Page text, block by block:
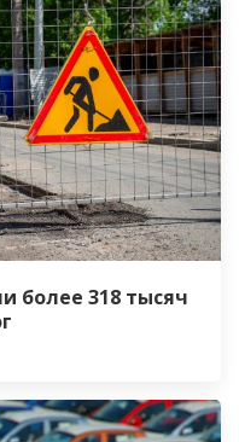
более 318 тысяч